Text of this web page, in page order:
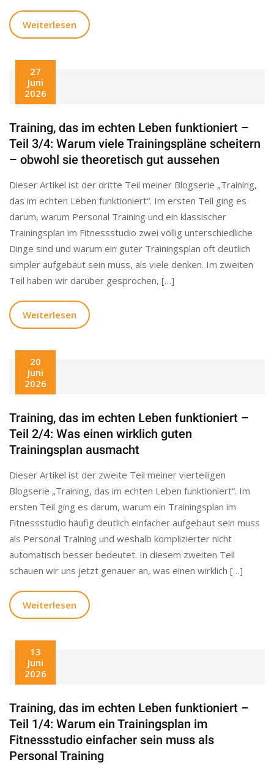
Weiterlesen
27
Juni
2026
Training, das im echten Leben funktioniert –
Teil 3/4: Warum viele Trainingspläne scheitern
– obwohl sie theoretisch gut aussehen
Dieser Artikel ist der dritte Teil meiner Blogserie „Training,
das im echten Leben funktioniert“. Im ersten Teil ging es
darum, warum Personal Training und ein klassischer
Trainingsplan im Fitnessstudio zwei völlig unterschiedliche
Dinge sind und warum ein guter Trainingsplan oft deutlich
simpler aufgebaut sein muss, als viele denken. Im zweiten
Teil haben wir darüber gesprochen, […]
Weiterlesen
20
Juni
2026
Training, das im echten Leben funktioniert –
Teil 2/4: Was einen wirklich guten
Trainingsplan ausmacht
Dieser Artikel ist der zweite Teil meiner vierteiligen
Blogserie „Training, das im echten Leben funktioniert“. Im
ersten Teil ging es darum, warum ein Trainingsplan im
Fitnessstudio häufig deutlich einfacher aufgebaut sein muss
als Personal Training und weshalb komplizierter nicht
automatisch besser bedeutet. In diesem zweiten Teil
schauen wir uns jetzt genauer an, was einen wirklich […]
Weiterlesen
13
Juni
2026
Training, das im echten Leben funktioniert –
Teil 1/4: Warum ein Trainingsplan im
Fitnessstudio einfacher sein muss als
Personal Training